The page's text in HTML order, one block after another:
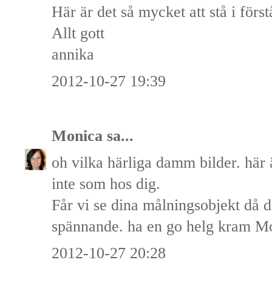
Här är det så mycket att stå i
Allt gott
annika
2012-10-27 19:39
Monica sa...
oh vilka härliga damm bilder. här
inte som hos dig.
Får vi se dina målningsobjekt då
spännande. ha en go helg kram
2012-10-27 20:28